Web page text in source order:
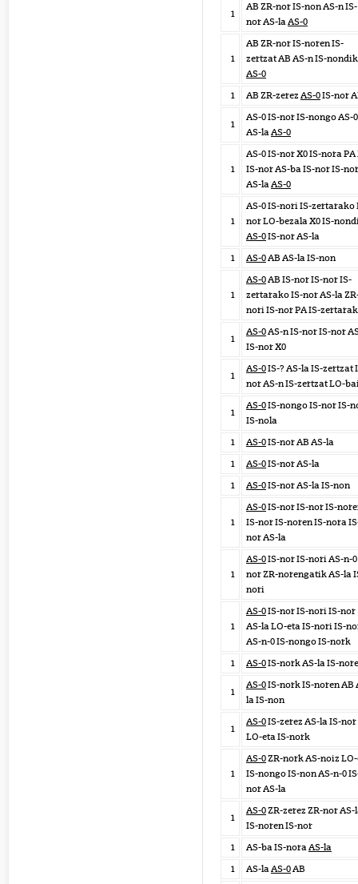
1
AB ZR-nor IS-non AS-n IS-
nor AS-laAS-0
1
AB ZR-nor IS-noren IS-
zertzat AB AS-n IS-nondik
AS-0
1
AB ZR-zerez AS-0IS-nor
1
AS-0 IS-nor IS-nongo AS-0
AS-laAS-0
1
AS-0 IS-nor X0 IS-nora PA
IS-nor AS-ba IS-nor IS-nor
AS-laAS-0
1
AS-0 IS-nori IS-zertarako
nor LO-bezala X0 IS-
AS-0IS-nor AS-la
1
AS-0AB AS-la IS-non
1
AS-0AB IS-nor IS-nor IS-
zertarako IS-nor AS-la
nori IS-nor PA IS-
1
AS-0AS-n IS-nor IS-nor
IS-nor X0
1
AS-0IS-? AS-la IS-zertzat
nor AS-n IS-zertzat LO-
1
AS-0IS-nongo IS-nor IS-
IS-nola
1
AS-0IS-nor AB AS-la
1
AS-0IS-nor AS-la
1
AS-0IS-nor AS-la IS-non
1
AS-0IS-nor IS-nor IS-
IS-nor IS-noren IS-nora
nor AS-la
1
AS-0IS-nor IS-nori AS-n-0
nor ZR-norengatik AS-la
nori
1
AS-0IS-nor IS-nori IS-nor
AS-la LO-eta IS-nori IS-
AS-n-0 IS-nongo IS-nork
1
AS-0IS-nork AS-la IS-
1
AS-0IS-nork IS-noren AB
la IS-non
1
AS-0IS-zerez AS-la IS-nor
LO-eta IS-nork
1
AS-0ZR-nork AS-noiz
IS-nongo IS-non AS-n-0
nor AS-la
1
AS-0ZR-zerez ZR-nor AS-
IS-noren IS-nor
1
AS-ba IS-noraAS-la
1
AS-laAS-0AB